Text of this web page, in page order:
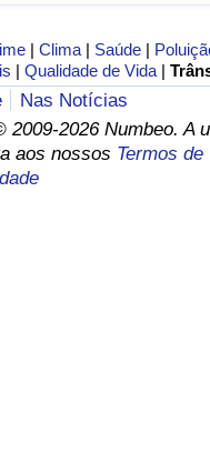
|Clima | Saúde |
|Qualidade de Vida |
Nas Notícias
2009-2026 Numbeo. A
aos nossos Termos
de Vida Por País
de Imóveis por País
de vida por país
de Crime (Atual)